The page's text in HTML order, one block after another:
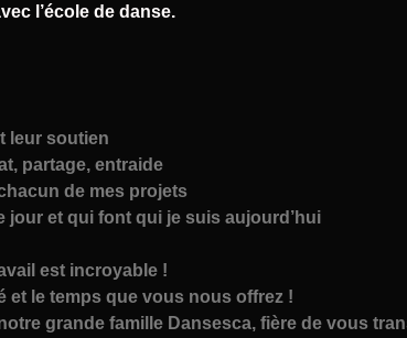
l’école de danse.
leur soutien
partage, entraide
de mes projets
jour et qui font qui je suis aujourd’hui
est incroyable !
et le temps que vous nous offrez !
grande famille Dansesca, fière de vous